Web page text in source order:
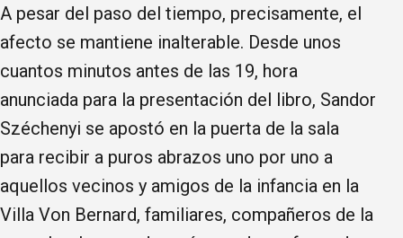
A pesar del paso del tiempo, precisamente, el
afecto se mantiene inalterable. Desde unos
cuantos minutos antes de las 19, hora
anunciada para la presentación del libro, Sandor
Széchenyi se apostó en la puerta de la sala
para recibir a puros abrazos uno por uno a
aquellos vecinos y amigos de la infancia en la
Villa Von Bernard, familiares, compañeros de la